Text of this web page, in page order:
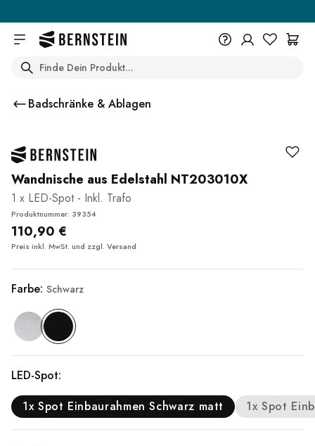
sind persönlich für Dich da.
Search
Badschränke & Ablagen
Wandnische aus Edelstahl NT203010X
1 x LED-Spot - Inkl. Trafo
Produktnummer: 39354
110,90 €
Preis inkl. MwSt. und zzgl. Versand
Farbe: Schwarz
LED-Spot:
1x Spot Einbaurahmen Schwarz matt
1x Spot